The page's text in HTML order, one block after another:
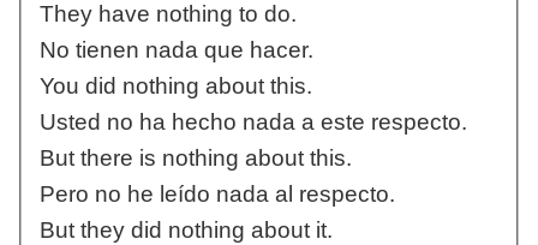
They have nothing to do.
No tienen nada que hacer.
You did nothing about this.
Usted no ha hecho nada a este respecto.
But there is nothing about this.
Pero no he leído nada al respecto.
But they did nothing about it.